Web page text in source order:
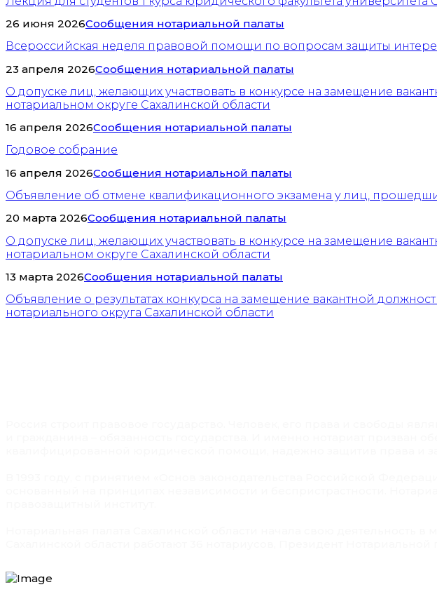
26 июня 2026Сообщения нотариальной палаты
Всероссийская неделя правовой помощи по вопросам защиты
23 апреля 2026Сообщения нотариальной палаты
О допуске лиц, желающих участвовать в конкурсе на замещение
нотариальном округе Сахалинской области
16 апреля 2026Сообщения нотариальной палаты
Годовое собрание
16 апреля 2026Сообщения нотариальной палаты
Объявление об отмене квалификационного экзамена у лиц,
20 марта 2026Сообщения нотариальной палаты
О допуске лиц, желающих участвовать в конкурсе на замещение
нотариальном округе Сахалинской области
13 марта 2026Сообщения нотариальной палаты
Объявление о результатах конкурса на замещение вакантной
нотариального округа Сахалинской области